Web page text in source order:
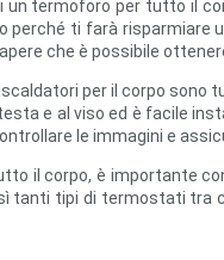
termoforo per tutto il
ti farà risparmiare
che è possibile
per il corpo
e al viso ed è facile
le immagini e
il corpo, è importante
tipi di termostati tra